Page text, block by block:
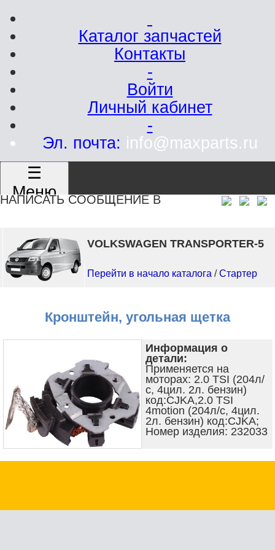
Каталог запчастей
Контакты
-
Войти
Личный кабинет
-
Эл. почта: info@maxparts.ru
☰
Меню
НАПИСАТЬ СООБЩЕНИЕ В
VOLKSWAGEN TRANSPORTER-5
Перейти в начало каталога /Стартер
Кронштейн, угольная щетка
Информация о
детали:
Применяется на
моторах: 2.0 TSI (204л/
с, 4цил. 2л. бензин)
код:CJKA,2.0 TSI
4motion (204л/с, 4цил.
2л. бензин) код:CJKA;
Номер изделия: 232033